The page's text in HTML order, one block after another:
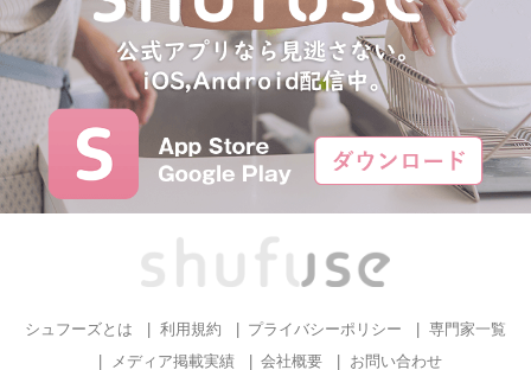
シュフーズとは 利用規約 プライバシーポリシー
専門家一覧
メディア掲載実績
会社概要 お問い合わせ